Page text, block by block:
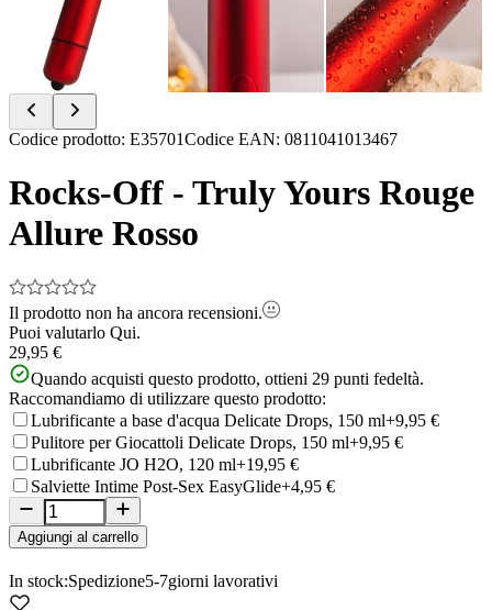
Item
of
Codice prodotto: E35701Codice EAN: 0811041013467
Rocks-Off - Truly Yours Rouge
Allure Rosso
Il prodotto non ha ancora recensioni.
Puoi valutarlo Qui.
29,95 €
Quando acquisti questo prodotto, ottieni 29 punti fedeltà.
Raccomandiamo di utilizzare questo prodotto:
Lubrificante a base d'acqua Delicate Drops, 150 ml+9,95 €
Pulitore per Giocattoli Delicate Drops, 150 ml+9,95 €
Lubrificante JO H2O, 120 ml+19,95 €
Salviette Intime Post-Sex EasyGlide+4,95 €
Aggiungi al carrello
In stock:Spedizione5-7giorni lavorativi